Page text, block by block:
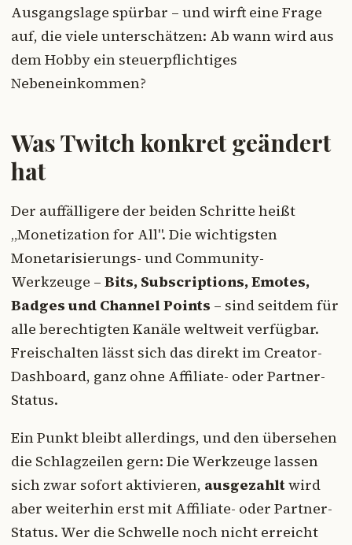
Ausgangslage spürbar – und wirft eine Frage
auf, die viele unterschätzen: Ab wann wird aus
dem Hobby ein steuerpflichtiges
Nebeneinkommen?
Was Twitch konkret geändert
hat
Der auffälligere der beiden Schritte heißt
„Monetization for All". Die wichtigsten
Monetarisierungs- und Community-
Werkzeuge – Bits, Subscriptions, Emotes,
Badges und Channel Points – sind seitdem für
alle berechtigten Kanäle weltweit verfügbar.
Freischalten lässt sich das direkt im Creator-
Dashboard, ganz ohne Affiliate- oder Partner-
Status.
Ein Punkt bleibt allerdings, und den übersehen
die Schlagzeilen gern: Die Werkzeuge lassen
sich zwar sofort aktivieren, ausgezahltwird
aber weiterhin erst mit Affiliate- oder Partner-
Status. Wer die Schwelle noch nicht erreicht